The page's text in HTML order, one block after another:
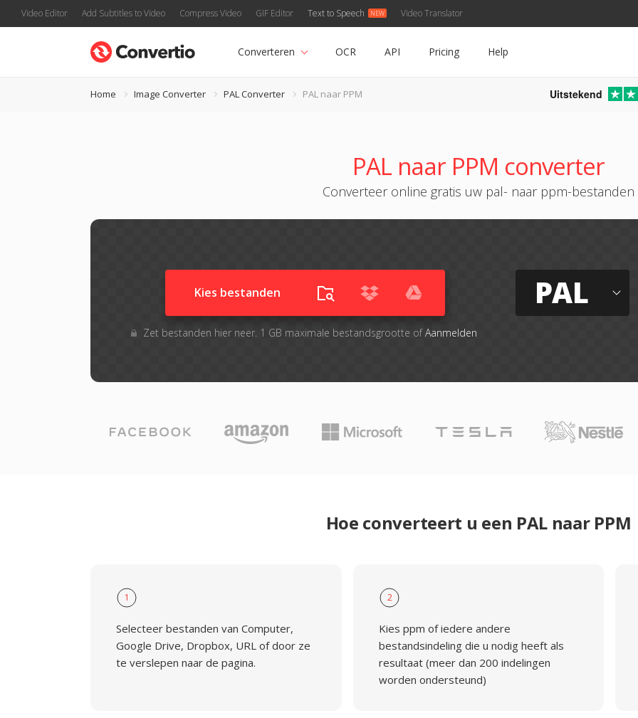
Video Editor Add Subtitles to Video Compress Video GIF Editor Text to Speech Video Translator
Converteren OCR API Pricing Help
Home Image Converter PAL Converter PAL naar PPM Uitstekend
PAL naar PPM converter
Converteer online gratis uw pal- naar ppm-bestanden
Kies bestanden
Zet bestanden hier neer. 1 GB maximale bestandsgrootte ofAanmelden
PAL
Hoe converteert u een PAL naar PPM
1
Selecteer bestanden van Computer,
Google Drive, Dropbox, URL of door ze
te verslepen naar de pagina.
2
Kies ppm of iedere andere
bestandsindeling die u nodig heeft als
resultaat (meer dan 200 indelingen
worden ondersteund)